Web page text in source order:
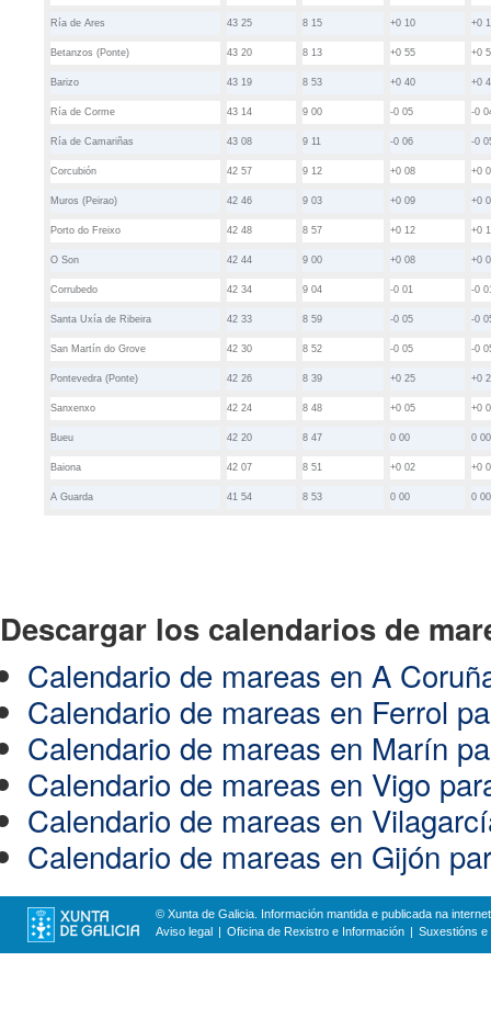
Ría de Ares 43 25 8 15 +0 10 +0
Betanzos (Ponte) 43 20 8 13 +0 55 +0
Barizo 43 19 8 53 +0 40 +0
Ría de Corme 43 14 9 00 -0 05 -0
Ría de Camariñas 43 08 9 11 -0 06 -0
Corcubión 42 57 9 12 +0 08 +0
Muros (Peirao) 42 46 9 03 +0 09 +0
Porto do Freixo 42 48 8 57 +0 12 +0
O Son 42 44 9 00 +0 08 +0
Corrubedo 42 34 9 04 -0 01 -0
Santa Uxía de Ribeira 42 33 8 59 -0 05 -0
San Martín do Grove 42 30 8 52 -0 05 -0
Pontevedra (Ponte) 42 26 8 39 +0 25 +0
Sanxenxo 42 24 8 48 +0 05 +0
Bueu 42 20 8 47 0 00 0 00
Baiona 42 07 8 51 +0 02 +0
A Guarda 41 54 8 53 0 00 0 00
Descargar los calendarios de
Calendario de mareas en A
Calendario de mareas en Ferrol
Calendario de mareas en Marín
Calendario de mareas en Vigo
Calendario de mareas en
Calendario de mareas en Gijón
© Xunta de Galicia. Información mantida e publicada na
Aviso legal
Oficina de Rexistro e Información Suxestións e